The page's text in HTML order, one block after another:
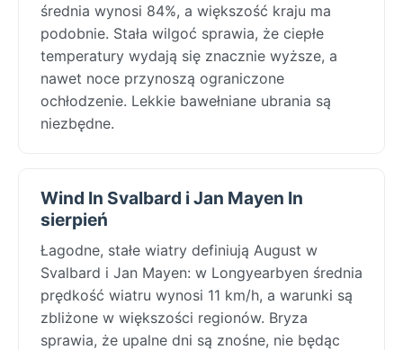
średnia wynosi 84%, a większość kraju ma
podobnie. Stała wilgoć sprawia, że ciepłe
temperatury wydają się znacznie wyższe, a
nawet noce przynoszą ograniczone
ochłodzenie. Lekkie bawełniane ubrania są
niezbędne.
Wind In Svalbard i Jan Mayen In
sierpień
Łagodne, stałe wiatry definiują August w
Svalbard i Jan Mayen: w Longyearbyen średnia
prędkość wiatru wynosi 11 km/h, a warunki są
zbliżone w większości regionów. Bryza
sprawia, że upalne dni są znośne, nie będąc